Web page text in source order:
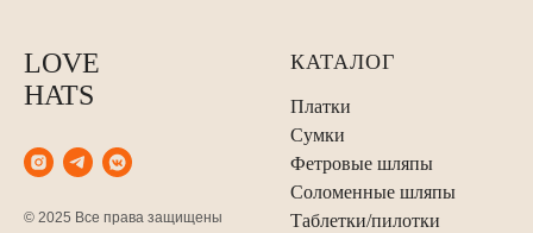
LOVE
HATS
© 2025 Все права защищены
КАТАЛОГ
Платки
Сумки
Фетровые шляпы
Соломенные шляпы
Таблетки/пилотки